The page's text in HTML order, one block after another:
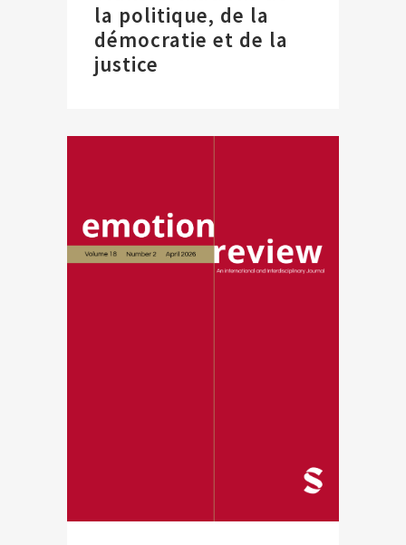
la politique, de la
démocratie et de la
justice